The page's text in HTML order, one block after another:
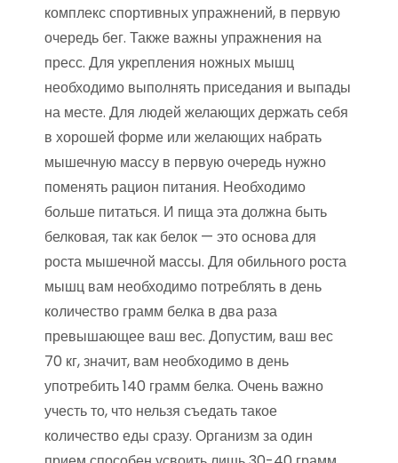
комплекс спортивных упражнений, в первую
очередь бег. Также важны упражнения на
пресс. Для укрепления ножных мышц
необходимо выполнять приседания и выпады
на месте. Для людей желающих держать себя
в хорошей форме или желающих набрать
мышечную массу в первую очередь нужно
поменять рацион питания. Необходимо
больше питаться. И пища эта должна быть
белковая, так как белок — это основа для
роста мышечной массы. Для обильного роста
мышц вам необходимо потреблять в день
количество грамм белка в два раза
превышающее ваш вес. Допустим, ваш вес
70 кг, значит, вам необходимо в день
употребить 140 грамм белка. Очень важно
учесть то, что нельзя съедать такое
количество еды сразу. Организм за один